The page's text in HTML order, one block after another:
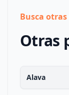
Busca
Otras
Alava